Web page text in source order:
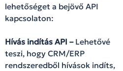
lehetőséget a bejövő API
kapcsolaton:
Hívás indítás API – Lehetővé
teszi, hogy CRM/ERP
rendszeredből hívások indíts,